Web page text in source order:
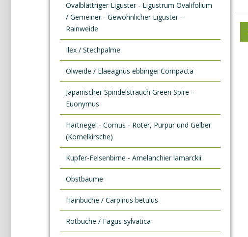
Ovalblättriger Liguster - Ligustrum Ovalifolium
/ Gemeiner - Gewöhnlicher Liguster -
Rainweide
Ilex / Stechpalme
Ölweide / Elaeagnus ebbingei Compacta
Japanischer Spindelstrauch Green Spire -
Euonymus
Hartriegel - Cornus - Roter, Purpur und Gelber
(Kornelkirsche)
Kupfer-Felsenbirne - Amelanchier lamarckii
Obstbäume
Hainbuche / Carpinus betulus
Rotbuche / Fagus sylvatica